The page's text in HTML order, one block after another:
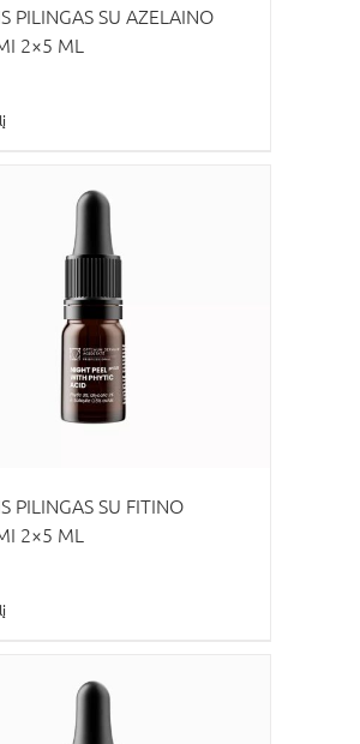
PILINGAS SU AZELAINO
2×5 ML
PILINGAS SU FITINO
2×5 ML